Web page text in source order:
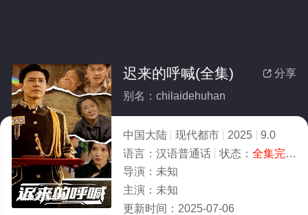
全集完结/全集
 分享
迟来的呼喊(全集)
别名：chilaidehuhan
中国大陆 现代都市 2025
9.0
语言： 汉语普通话 状态： 全集完结
导演： 未知
主演： 未知
更新时间： 2025-07-06